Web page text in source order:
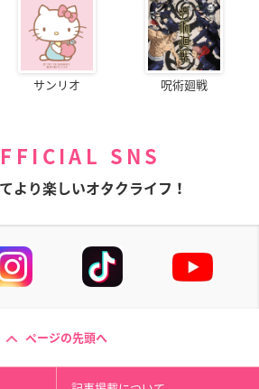
サンリオ 呪術廻戦
SNS
より楽しいオタクライフ！
ページの先頭へ